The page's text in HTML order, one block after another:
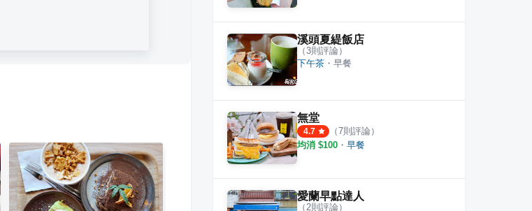
溪頭夏緹飯店
（3則評論）
下午茶 ・ 早餐
無堂
4.7 （7則評論）
均消 $100 ・ 早餐
愛蘭早點達人
（2則評論）